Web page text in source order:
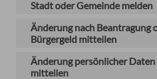
Stadt oder Gemeinde melden
Änderung nach Beantragung
Bürgergeld mitteilen
Änderung persönlicher
mitteilen